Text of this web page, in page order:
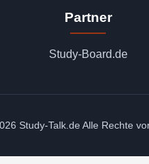
Partner
Study-Board.de
Study-Talk.de Alle Rechte